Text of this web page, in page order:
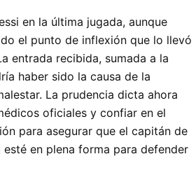
en la última jugada, aunque
el punto de inflexión que lo llevó
entrada recibida, sumada a la
haber sido la causa de la
La prudencia dicta ahora
oficiales y confiar en el
para asegurar que el capitán de
esté en plena forma para defender